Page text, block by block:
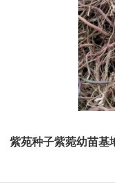
紫苑种子紫菀幼苗基